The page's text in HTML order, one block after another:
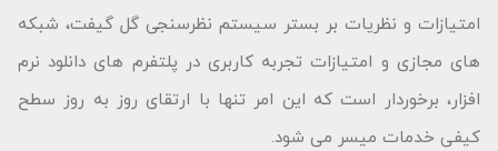
امتیازات و نظریات بر بستر سیستم نظرسنجی گل گیفت، شبکه
های مجازی و امتیازات تجربه کاربری در پلتفرم های دانلود نرم
افزار، برخوردار است که این امر تنها با ارتقای روز به روز سطح
کیفی خدمات میسر می شود.